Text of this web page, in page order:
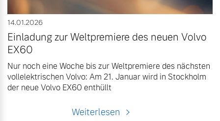
14.01.2026
Einladung zur Weltpremiere des neuen Volvo
EX60
Nur noch eine Woche bis zur Weltpremiere des nächsten
vollelektrischen Volvo: Am 21. Januar wird in Stockholm
der neue Volvo EX60 enthüllt
Weiterlesen